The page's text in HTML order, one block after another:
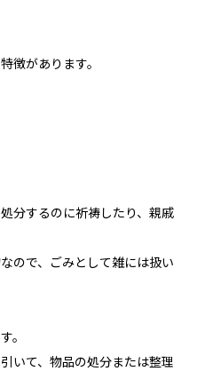
徴があります。
分するのに祈祷したり、親戚
ので、ごみとして雑には扱い
。
いて、物品の処分または整理